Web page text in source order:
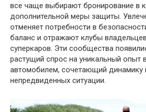
все чаще выбирают бронирование в
дополнительной меры защиты.
отменяет потребности в
баланс и отражают клубы
суперкаров. Эти сообщества
растущий спрос на уникальный опыт
автомобилем, сочетающий динамику
непредвиденных ситуации.